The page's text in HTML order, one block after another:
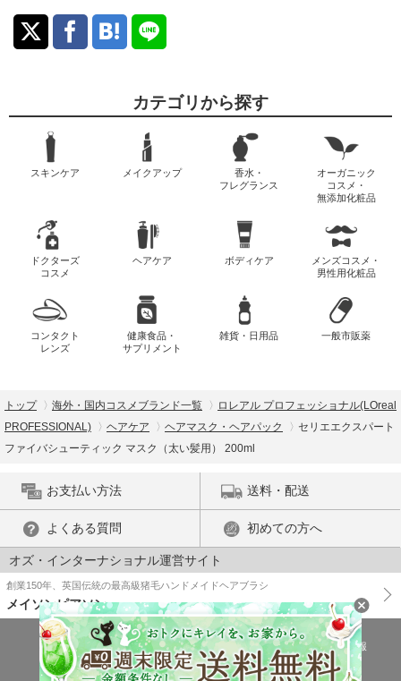
カテゴリから探す
スキンケア メイクアップ
香水・
フレグランス
オーガニック
コスメ・
無添加化粧品
ドクターズ
コスメ
ヘアケア ボディケア
メンズコスメ・
男性用化粧品
コンタクト
レンズ
健康食品・
サプリメント
雑貨・日用品 一般市販薬
トップ 海外・国内コスメブランド一覧
ロレアル プロフェッショナル(LOreal
PROFESSIONAL)
ヘアケア ヘアマスク・ヘアパック
セリエエクスパート
ファイバシューティック マスク（太い髪用） 200ml
お支払い方法 送料・配送
よくある質問 初めての方へ
オズ・インターナショナル運営サイト
創業150年、英国伝統の最高級猪毛ハンドメイドヘアブラシ
メイソンピアソン
特商法に基づく表示 プライバシーポリシー
医薬品販売許可証の情報
ご利用規約
PC版で表示